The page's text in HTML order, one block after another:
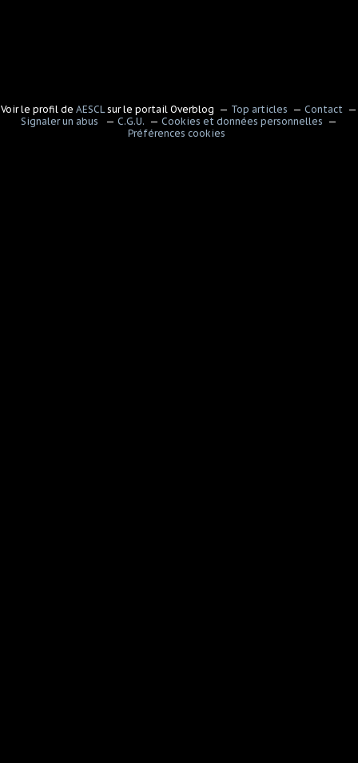
Voir le profil deAESCL sur le portail Overblog Top articles
Contact
Signaler un abus
C.G.U.
Cookies et données personnelles
Préférences cookies